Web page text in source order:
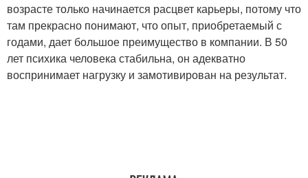
возрасте только начинается расцвет карьеры, потому что
там прекрасно понимают, что опыт, приобретаемый с
годами, дает большое преимущество в компании. В 50
лет психика человека стабильна, он адекватно
воспринимает нагрузку и замотивирован на результат.